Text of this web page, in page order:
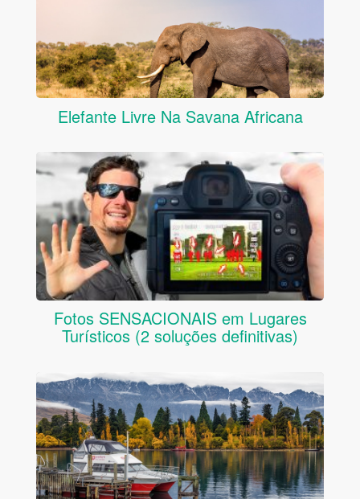
Elefante Livre Na Savana Africana
Fotos SENSACIONAIS em Lugares
Turísticos (2 soluções definitivas)